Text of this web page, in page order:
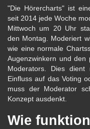
"Die Hörercharts" ist
seit 2014 jede Woche
Mittwoch um 20 Uhr
den Montag. Moderiert
wie eine normale
Augenzwinkern und den
Moderators. Dies
Einfluss auf das Voting
muss der Moderator
Konzept ausdenkt.
Wie